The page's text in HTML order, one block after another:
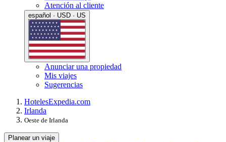
Atención al cliente
español · USD · US
Anunciar una propiedad
Mis viajes
Sugerencias
HotelesExpedia.com
Irlanda
Oeste de Irlanda
Planear un viaje